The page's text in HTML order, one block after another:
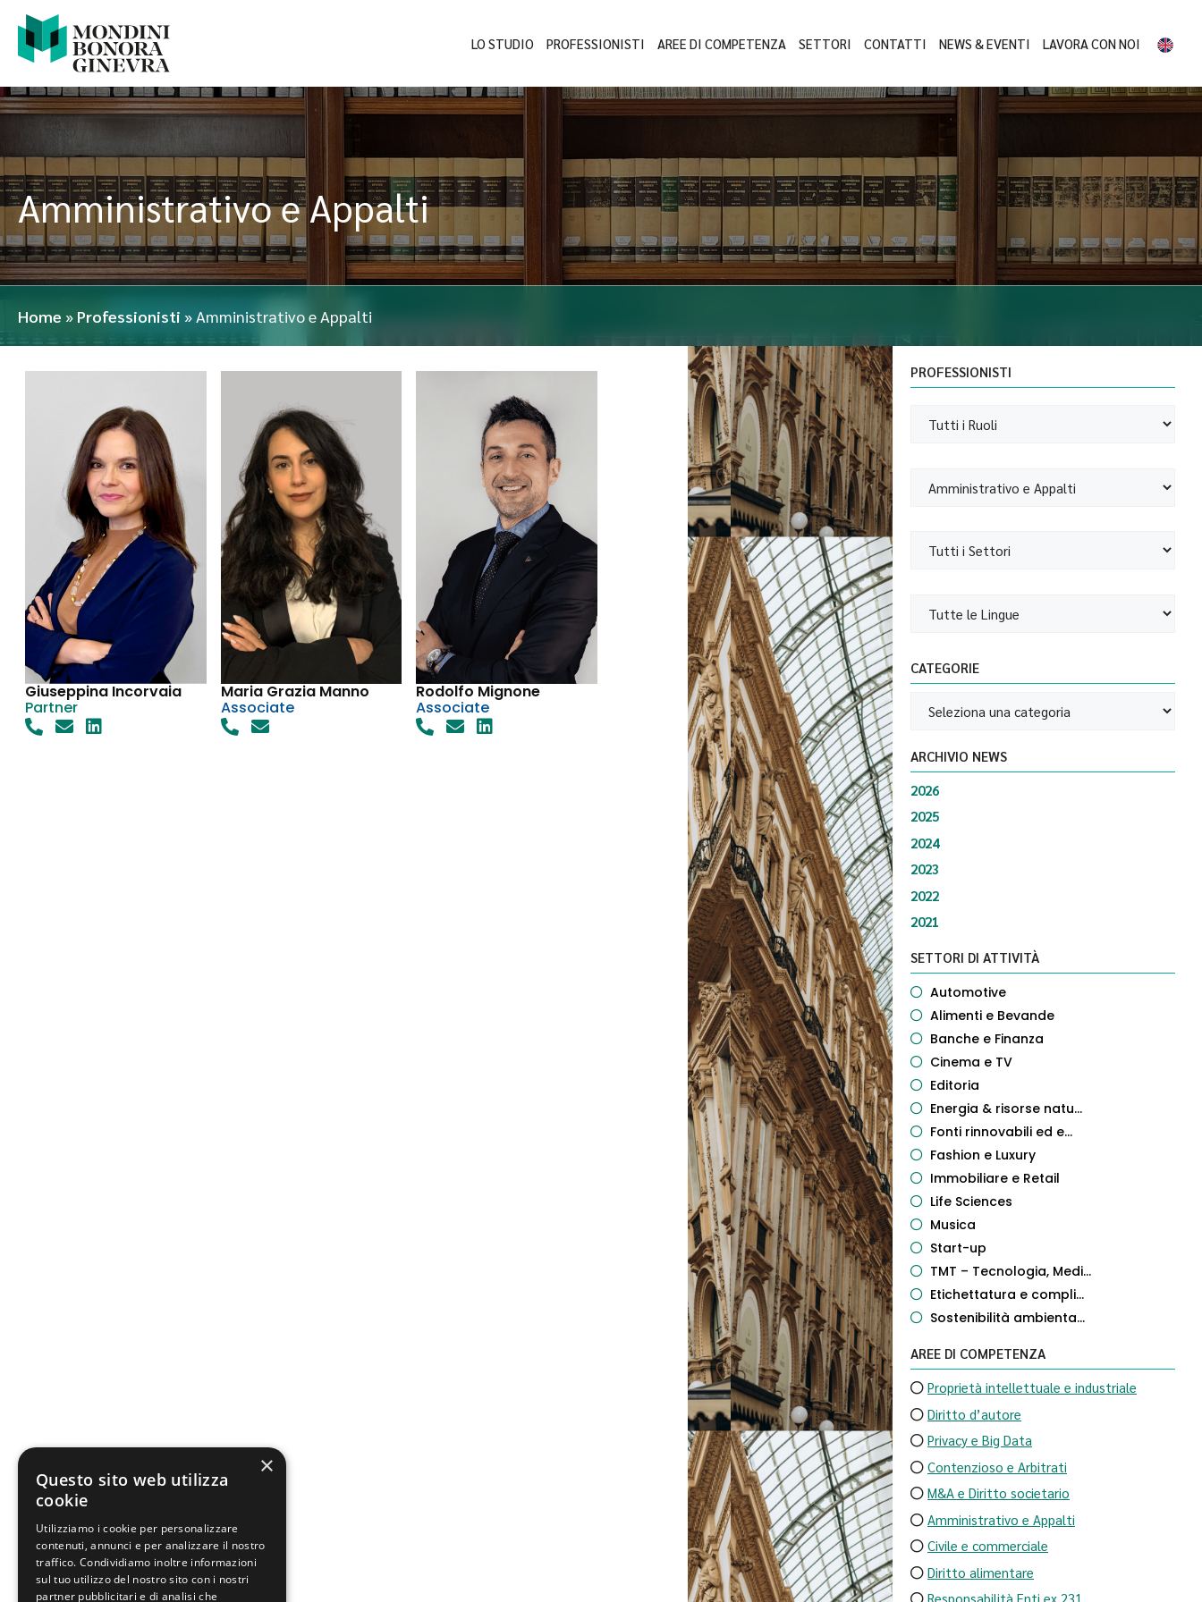
LO STUDIO PROFESSIONISTI AREE DI COMPETENZA SETTORI CONTATTI NEWS & EVENTI LAVORA CON NOI
Amministrativo e Appalti
Home » Professionisti »Amministrativo e Appalti
Giuseppina Incorvaia
Partner
Maria Grazia Manno
Associate
Rodolfo Mignone
Associate
PROFESSIONISTI
CATEGORIE
ARCHIVIO NEWS
2026
2025
2024
2023
2022
2021
SETTORI DI ATTIVITÀ
Automotive
Alimenti e Bevande
Banche e Finanza
Cinema e TV
Editoria
Energia & risorse natu...
Fonti rinnovabili ed e...
Fashion e Luxury
Immobiliare e Retail
Life Sciences
Musica
Start-up
TMT – Tecnologia, Medi...
Etichettatura e compli...
Sostenibilità ambienta...
AREE DI COMPETENZA
Proprietà intellettuale e industriale
Diritto d’autore
Privacy e Big Data
Contenzioso e Arbitrati
M&A e Diritto societario
Amministrativo e Appalti
Civile e commerciale
Diritto alimentare
Responsabilità Enti ex 231
×
Questo sito web utilizza
cookie
Utilizziamo i cookie per personalizzare
contenuti, annunci e per analizzare il nostro
traffico. Condividiamo inoltre informazioni
sul tuo utilizzo del nostro sito con i nostri
partner pubblicitari e di analisi che